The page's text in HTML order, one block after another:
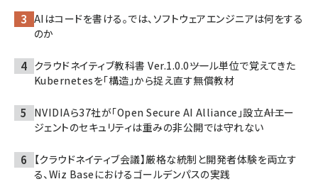
AIはコードを書ける。では、ソフトウェアエンジニアは何をする
のか
クラウドネイティブ教科書 Ver.1.0.0――ツール単位で覚えてきた
Kubernetesを「構造」から捉え直す無償教材
NVIDIAら37社が「Open Secure AI Alliance」設立――AIエー
ジェントのセキュリティは重みの非公開では守れない
【クラウドネイティブ会議】厳格な統制と開発者体験を両立す
る、Wiz Baseにおけるゴールデンパスの実践